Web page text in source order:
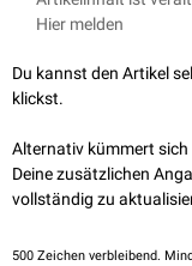
Atemwege
Die Wand der
Erkrankungen sind:
akut: viral oder
chronisch: z.B.
Follikuläre
Hier melden
Du kannst den Artikel
klickst.
Alternativ kümmert
Deine zusätzlichen
vollständig zu
500 Zeichen verbleibend.